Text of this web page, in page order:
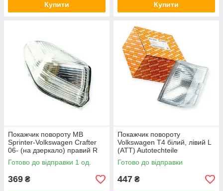
Купити Купити
Покажчик повороту MB
Sprinter-Volkswagen Crafter
06- (на дзеркало) правий R
(ATT) Autotechteile
Готово до відправки 1 од.
369 ₴
Покажчик повороту
Volkswagen T4 білий, лівий L
(ATT) Autotechteile
Готово до відправки
447 ₴